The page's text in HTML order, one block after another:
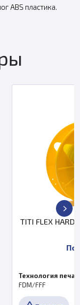
ABS пластика.
пластик 2,85